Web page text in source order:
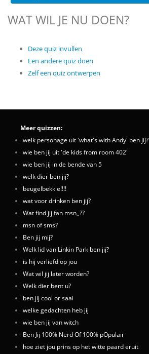
WAT WIL JE NU DOEN?
Deze quiz invullen
Een andere quiz doen
Zelf een quiz ontwerpen
Meer quizzen:
welk personage uit 'what's with Andy' ben jij?
wie ben jij uit 'de kids from room 402'
wie ben jij in de bende van 5
welk dier ben jij?
beugelbekkie!!!!
wat voor drinken ben jij?
Wat find jij fan msn,,??
msn of sms?
Ben jij mij?
Welk lid van Linkin Park ben jij?
is hij verliefd op jou
Wat wil jij later worden?
Welk dier bent u?
ben jij cool or saai
welke gedachten heb jij
wie ben jij van witch
Ben Jij 100% Nerd Of 100% pOpulair
hoe ziet jou prins op het witte paard eruit